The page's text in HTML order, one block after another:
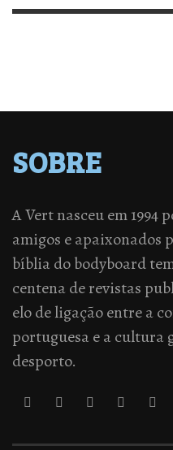
SOBRE
A Vert nasceu em
amigos e apaixonados
bíblia do bodyboard
centena de revistas
elo de ligação entre a
portuguesa e a cultura
desporto.